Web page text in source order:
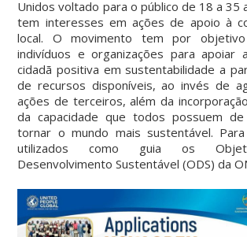
Unidos voltado para o público de 18 a 35
tem interesses em ações de apoio à
local. O movimento tem por objetivo
indivíduos e organizações para apoiar
cidadã positiva em sustentabilidade a
de recursos disponíveis, ao invés de
ações de terceiros, além da
da capacidade que todos possuem
tornar o mundo mais sustentável.
utilizados como guia os
Desenvolvimento Sustentável (ODS) da